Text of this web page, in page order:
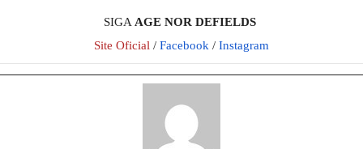
SIGA AGE NOR DEFIELDS
Site Oficial / Facebook / Instagram